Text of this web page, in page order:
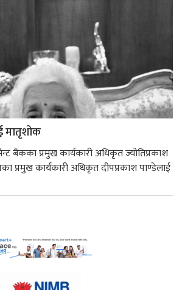
मातृशोक
बैंकका प्रमुख कार्यकारी अधिकृत ज्योतिप्रकाश
प्रमुख कार्यकारी अधिकृत दीपप्रकाश पाण्डेलाई